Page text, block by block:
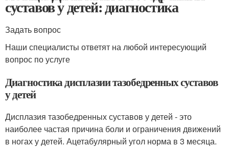
суставов у детей: диагностика
Задать вопрос
Наши специалисты ответят на любой интересующий
вопрос по услуге
Диагностика дисплазии тазобедренных суставов
у детей
Дисплазия тазобедренных суставов у детей - это
наиболее частая причина боли и ограничения движений
в ногах у детей. Ацетабулярный угол норма в 3 месяца.